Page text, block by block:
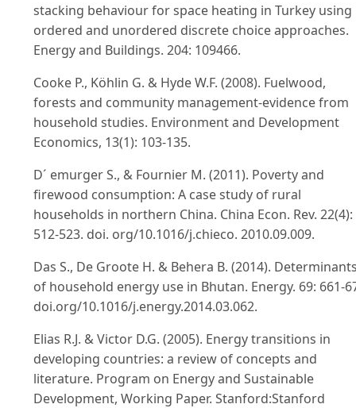
stacking behaviour for space heating in Turkey using
ordered and unordered discrete choice approaches.
Energy and Buildings. 204: 109466.
Cooke P., Köhlin G. & Hyde W.F. (2008). Fuelwood,
forests and community management-evidence from
household studies. Environment and Development
Economics, 13(1): 103-135.
D´ emurger S., & Fournier M. (2011). Poverty and
firewood consumption: A case study of rural
households in northern China. China Econ. Rev. 22(4):
512-523. doi. org/10.1016/j.chieco. 2010.09.009.
Das S., De Groote H. & Behera B. (2014).
of household energy use in Bhutan. Energy. 69: 661-
doi.org/10.1016/j.energy.2014.03.062.
Elias R.J. & Victor D.G. (2005). Energy transitions in
developing countries: a review of concepts and
literature. Program on Energy and Sustainable
Development, Working Paper. Stanford:Stanford